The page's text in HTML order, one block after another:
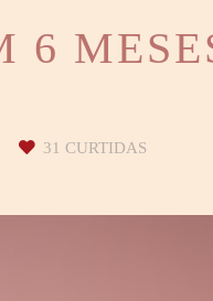
6
31 CURTIDAS